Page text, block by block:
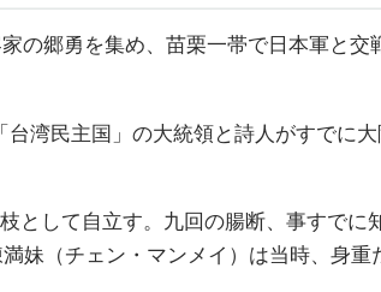
の郷勇を集め、苗栗一帯で日本軍と交
湾民主国」の大統領と詩人がすでに
として自立す。九回の腸断、事すでに
妹（チェン・マンメイ）は当時、身重